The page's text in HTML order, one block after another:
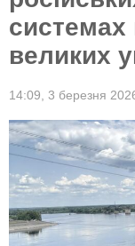
системах
великих
14:09, 3 березня